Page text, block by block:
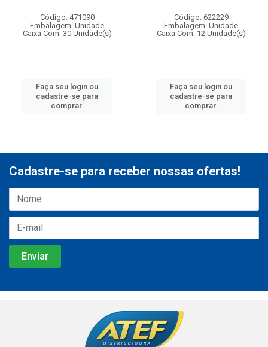
Código: 471090
Embalagem: Unidade
Caixa Com: 30 Unidade(s)
Faça seu login ou
cadastre-se para
comprar.
Código: 622229
Embalagem: Unidade
Caixa Com: 12 Unidade(s)
Faça seu login ou
cadastre-se para
comprar.
Cadastre-se para receber nossas ofertas!